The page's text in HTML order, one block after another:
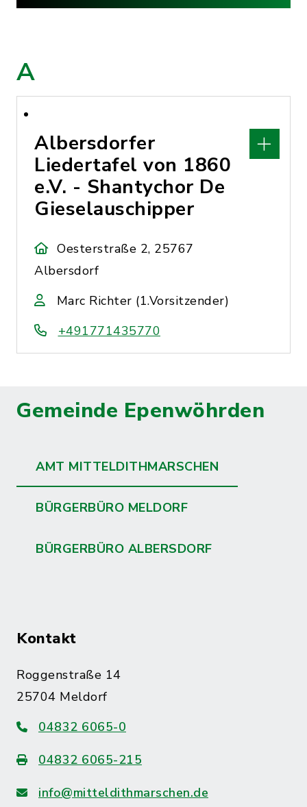
A
Albersdorfer
Liedertafel von 1860
e.V. - Shantychor De
Gieselauschipper
Oesterstraße 2, 25767
Albersdorf
Marc Richter (1.Vorsitzender)
+491771435770
Gemeinde Epenwöhrden
AMT MITTELDITHMARSCHEN
BÜRGERBÜRO MELDORF
BÜRGERBÜRO ALBERSDORF
Kontakt
Roggenstraße 14
25704 Meldorf
04832 6065-0
04832 6065-215
info@mitteldithmarschen.de